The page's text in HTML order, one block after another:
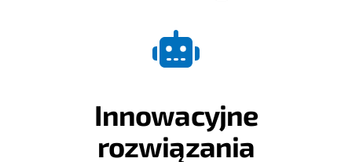
Innowacyjne
rozwiązania